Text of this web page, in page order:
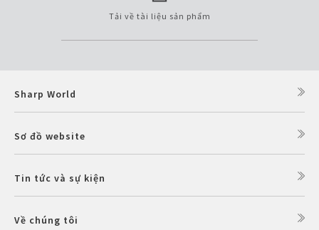
Tải về tài liệu sản phẩm
Sharp World
Sơ đồ website
Tin tức và sự kiện
Về chúng tôi